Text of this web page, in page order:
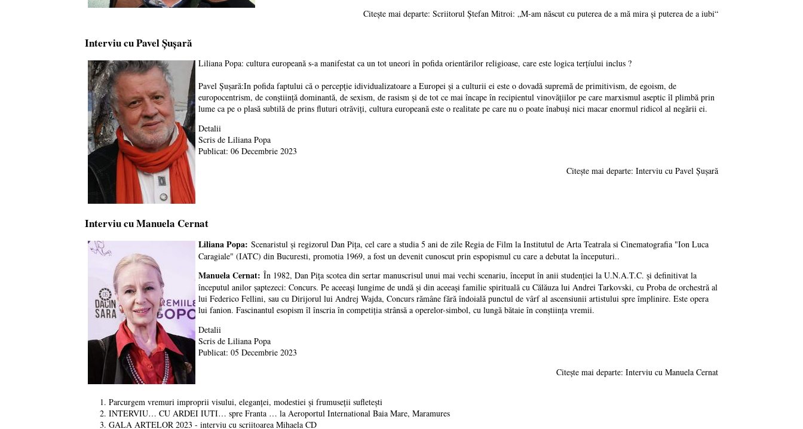
Citește mai departe: Scriitorul Ştefan Mitroi: „M-am născut cu puterea de a mă mira şi puterea de a iubi“
Interviu cu Pavel Șușară
Liliana Popa: cultura europeană s-a manifestat ca un tot uneori în pofida orientărilor religioase, care este logica terțíului inclus ?
Pavel Șușară:In pofida faptului că o percepție idividualizatoare a Europei și a culturii ei este o dovadă supremă de primitivism, de egoism, de
europocentrism, de conștiință dominantă, de sexism, de rasism și de tot ce mai încape în recipientul vinovățiilor pe care marxismul aseptic îl plimbă prin
lume ca pe o plasă subtilă de prins fluturi otrăviți, cultura europeană este o realitate pe care nu o poate înabuși nici macar enormul ridicol al negării ei.
Detalii
Scris de Liliana Popa
Publicat: 06 Decembrie 2023
Citește mai departe: Interviu cu Pavel Șușară
Interviu cu Manuela Cernat
Liliana Popa: Scenaristul și regizorul Dan Pița, cel care a studia 5 ani de zile Regia de Film la Institutul de Arta Teatrala si Cinematografia "Ion Luca
Caragiale" (IATC) din Bucuresti, promotia 1969, a fost un devenit cunoscut prin espopismul cu care a debutat la începuturi..
Manuela Cernat: În 1982, Dan Pița scotea din sertar manuscrisul unui mai vechi scenariu, început în anii studenției la U.N.A.T.C. și definitivat la
începutul anilor șaptezeci: Concurs. Pe aceeași lungime de undă și din aceeași familie spirituală cu Călăuza lui Andrei Tarkovski, cu Proba de orchestră al
lui Federico Fellini, sau cu Dirijorul lui Andrej Wajda, Concurs rămâne fără îndoială punctul de vârf al ascensiunii artistului spre împlinire. Este opera
lui fanion. Fascinantul esopism îl înscria în competiția strânsă a operelor-simbol, cu lungă bătaie în conștiința vremii.
Detalii
Scris de Liliana Popa
Publicat: 05 Decembrie 2023
Citește mai departe: Interviu cu Manuela Cernat
Parcurgem vremuri improprii visului, eleganței, modestiei și frumuseții sufletești
INTERVIU… CU ARDEI IUTI… spre Franta … la Aeroportul International Baia Mare, Maramures
GALA ARTELOR 2023 - interviu cu scriitoarea Mihaela CD